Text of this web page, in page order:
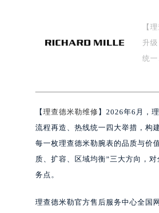
扬州市邗江区国
盐城市盐都区世
泰州市海陵区永
绍兴市越城区胜利
嘉兴市南湖区广益
南昌市红谷滩新区
济南市历下区经
惠州市惠城区江北
【
升
统
【 理查德米勒维修 】2026年6月，
流程再造、热线统一四大举措，构
每一枚理查德米勒腕表的品质与价
质、扩容、区域均衡”三大方向，
务点。
理查德米勒官方售后服务中心全国